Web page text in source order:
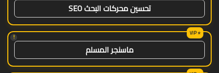
تحسين محركات البحث SEO
!
ماسنجر المسلم